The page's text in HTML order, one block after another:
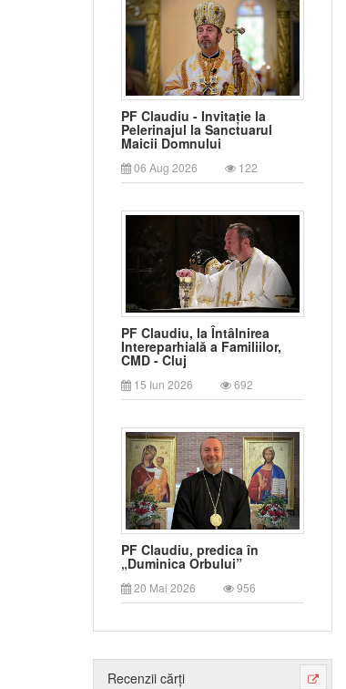
PF Claudiu - Invitație la
Pelerinajul la Sanctuarul
Maicii Domnului
06 Aug 2026 122
PF Claudiu, la Întâlnirea
Intereparhială a Familiilor,
CMD - Cluj
15 Iun 2026 692
PF Claudiu, predica în
„Duminica Orbului”
20 Mai 2026 956
Recenzii cărți